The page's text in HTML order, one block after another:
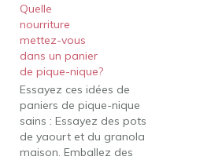
originales les unes que
les autres! déjeuner et
pique-niquedéjeuner et
pique-nique par Louise
RivardDîner se
transforme souvent en
fête lorsque l'on dîne en
plein air, assis sur une
grande…
Quelle
nourriture
mettez-vous
dans un panier
de pique-nique?
Essayez ces idées de
paniers de pique-nique
sains : Essayez des pots
de yaourt et du granola
maison. Emballez des